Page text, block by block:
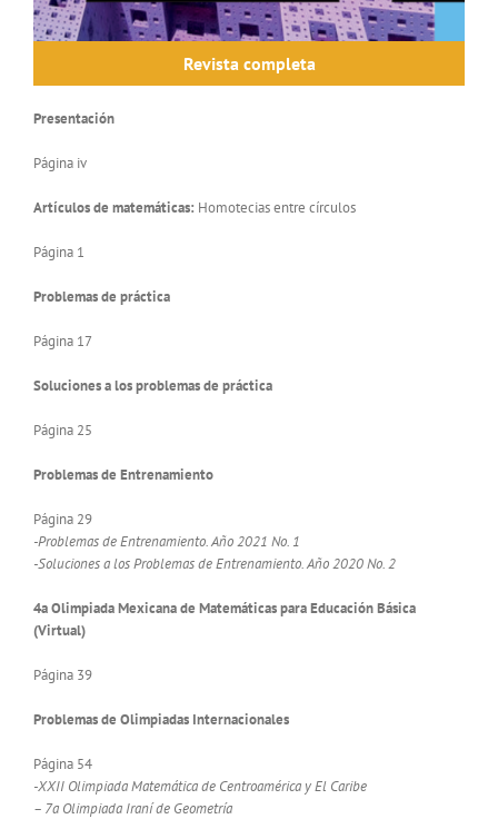
Revista completa
Presentación
Página iv
Artículos de matemáticas: Homotecias entre círculos
Página 1
Problemas de práctica
Página 17
Soluciones a los problemas de práctica
Página 25
Problemas de Entrenamiento
Página 29
-Problemas de Entrenamiento. Año 2021 No. 1
-Soluciones a los Problemas de Entrenamiento. Año 2020 No. 2
4a Olimpiada Mexicana de Matemáticas para Educación Básica
(Virtual)
Página 39
Problemas de Olimpiadas Internacionales
Página 54
-XXII Olimpiada Matemática de Centroamérica y El Caribe
– 7a Olimpiada Iraní de Geometría